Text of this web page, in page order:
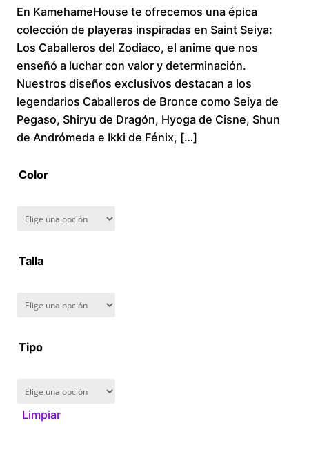
range:
$160.00
through
$280.00
En KamehameHouse te ofrecemos una épica
colección de playeras inspiradas en Saint Seiya:
Los Caballeros del Zodiaco, el anime que nos
enseñó a luchar con valor y determinación.
Nuestros diseños exclusivos destacan a los
legendarios Caballeros de Bronce como Seiya de
Pegaso, Shiryu de Dragón, Hyoga de Cisne, Shun
de Andrómeda e Ikki de Fénix, […]
Color
Talla
Tipo
Limpiar